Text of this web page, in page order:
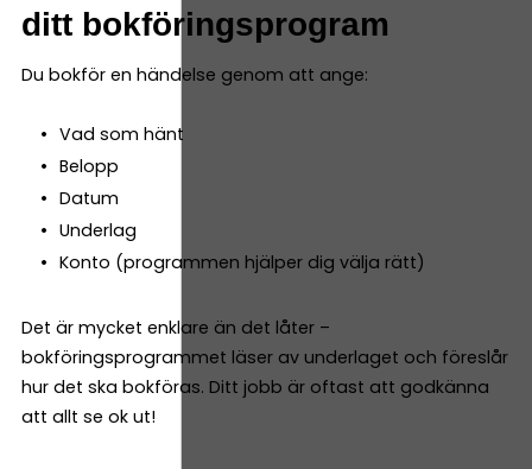
ditt bokföringsprogram
Du bokför en händelse genom att ange:
Vad som hänt
Belopp
Datum
Underlag
Konto (programmen hjälper dig välja rätt)
Det är mycket enklare än det låter –
bokföringsprogrammet läser av underlaget och föreslår
hur det ska bokföras. Ditt jobb är oftast att godkänna
att allt se ok ut!